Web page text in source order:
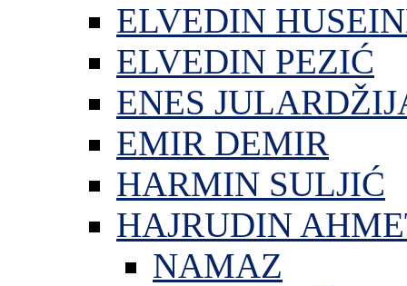
ELVEDIN
ELVEDIN PEZIĆ
ENES
EMIR DEMIR
HARMIN SULJIĆ
HAJRUDIN
NAMAZ